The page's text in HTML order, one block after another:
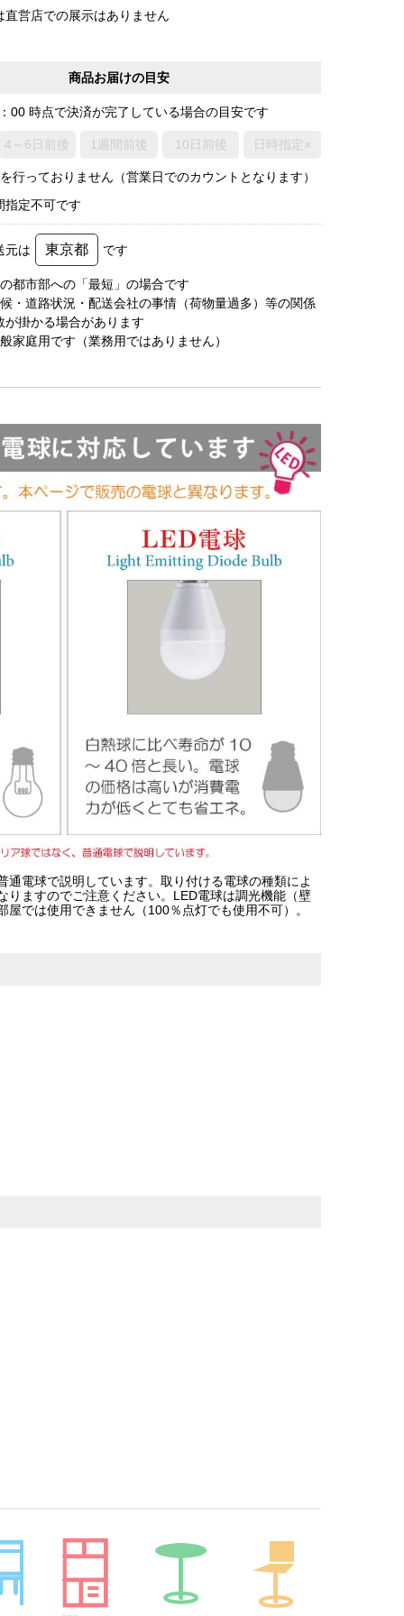
直営店での展示はありません
商品お届けの目安
00 時点で決済が完了している場合の目安です
4～6日前後 1週間前後 10日前後 日時指定×
行っておりません（営業日でのカウントとなります）
定不可です
元は 東京都 です
都市部への「最短」の場合です
・道路状況・配送会社の事情（荷物量過多）等の関係
が掛かる場合があります
家庭用です（業務用ではありません）
通電球で説明しています。取り付ける電球の種類によ
りますのでご注意ください。LED電球は調光機能（壁
では使用できません（100％点灯でも使用不可）。